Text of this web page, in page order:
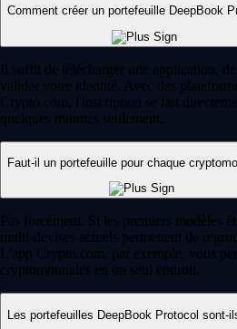
Comment créer un portefeuille DeepBook
Il suffit de télécharger une application,
valider votre identité. Avec des
Crypto.com, l'inscription se fait
quelques minutes seulement.
Faut-il un portefeuille pour chaque
Pas forcément. Si les premiers modèles
multi-devises actuels permettent de
L'app Crypto.com, par exemple, vous
cryptomonnaies en un seul endroit.
Les portefeuilles DeepBook Protocol sont-